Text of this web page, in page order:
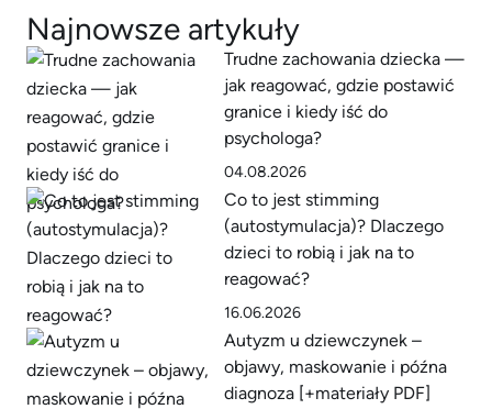
Najnowsze artykuły
Trudne zachowania dziecka —
jak reagować, gdzie postawić
granice i kiedy iść do
psychologa?
04.08.2026
Co to jest stimming
(autostymulacja)? Dlaczego
dzieci to robią i jak na to
reagować?
16.06.2026
Autyzm u dziewczynek –
objawy, maskowanie i późna
diagnoza [+materiały PDF]